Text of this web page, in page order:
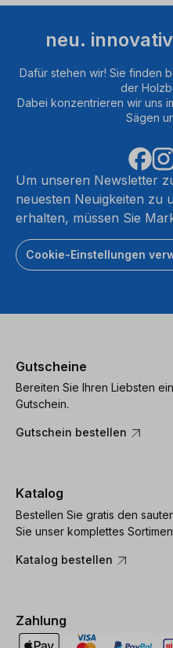
neu.
Dafür stehen wir! Sie finden
der
Dabei konzentrieren wir uns
Sägen
Um unseren Newsletter
neuesten Neuigkeiten zu
erhalten, müssen Sie
Cookie-Einstellungen
Gutscheine
Bereiten Sie Ihren Liebsten
Gutschein.
Gutschein bestellen
Katalog
Bestellen Sie gratis den
Sie unser komplettes
Katalog bestellen
Zahlung